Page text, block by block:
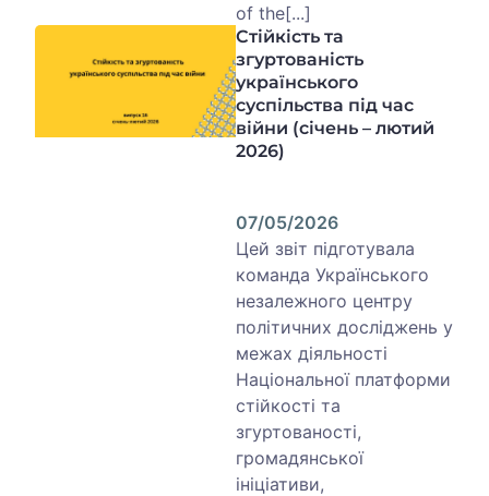
of the[...]
Стійкість та
згуртованість
українського
суспільства під час
війни (січень – лютий
2026)
07/05/2026
Цей звіт підготувала
команда Українського
незалежного центру
політичних досліджень у
межах діяльності
Національної платформи
стійкості та
згуртованості,
громадянської
ініціативи,